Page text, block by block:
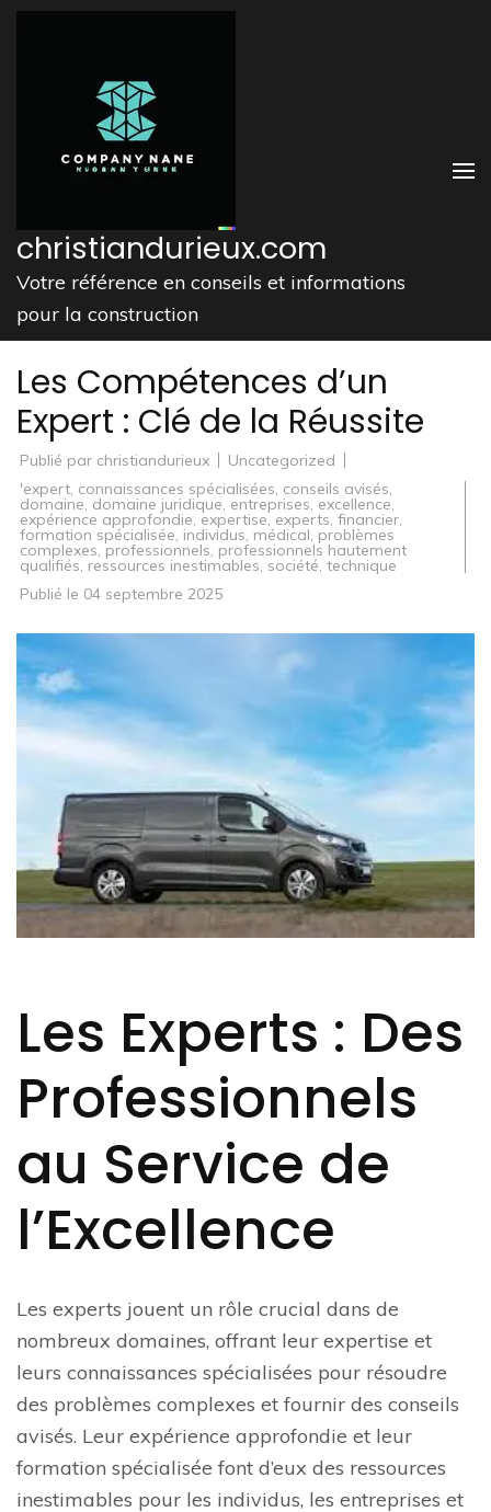
Aller
christiandurieux.com
Votre référence en conseils et informations
pour la construction
Les Compétences d’un
Expert : Clé de la Réussite
Publié par christiandurieux
Uncategorized
'expert, connaissances spécialisées, conseils avisés,
domaine, domaine juridique, entreprises, excellence,
expérience approfondie, expertise, experts, financier,
formation spécialisée, individus, médical, problèmes
complexes, professionnels, professionnels hautement
qualifiés, ressources inestimables, société, technique
Publié le 04 septembre 2025
Les Experts : Des
Professionnels
au Service de
l’Excellence
Les experts jouent un rôle crucial dans de
nombreux domaines, offrant leur expertise et
leurs connaissances spécialisées pour résoudre
des problèmes complexes et fournir des conseils
avisés. Leur expérience approfondie et leur
formation spécialisée font d’eux des ressources
inestimables pour les individus, les entreprises et